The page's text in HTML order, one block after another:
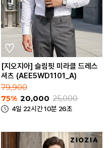
[지오지아] 슬림핏 미라클 드레스
셔츠 (AEE5WD1101_A)
79,900
75% 20,000 25,000
4일 22시간 10분 26초